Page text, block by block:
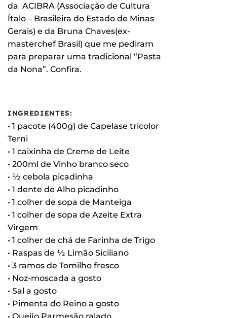
da ACIBRA (Associação de Cultura
Ítalo – Brasileira do Estado de Minas
Gerais) e da Bruna Chaves(ex-
masterchef Brasil) que me pediram
para preparar uma tradicional “Pasta
da Nona”. Confira.
INGREDIENTES:
• 1 pacote (400g) de Capelase tricolor
Terni
• 1 caixinha de Creme de Leite
• 200ml de Vinho branco seco
• ½ cebola picadinha
• 1 dente de Alho picadinho
• 1 colher de sopa de Manteiga
• 1 colher de sopa de Azeite Extra
Virgem
• 1 colher de chá de Farinha de Trigo
• Raspas de ½ Limão Siciliano
• 3 ramos de Tomilho fresco
• Noz-moscada a gosto
• Sal a gosto
• Pimenta do Reino a gosto